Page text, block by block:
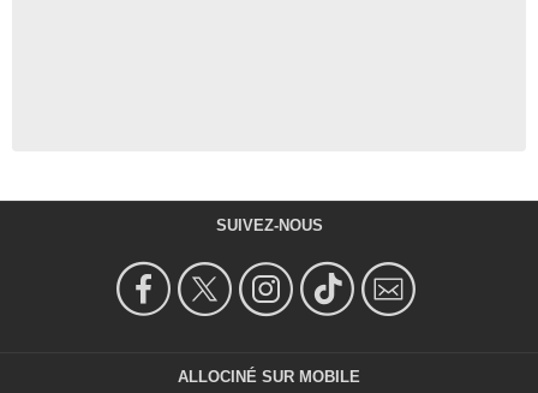
SUIVEZ-NOUS
ALLOCINÉ SUR MOBILE